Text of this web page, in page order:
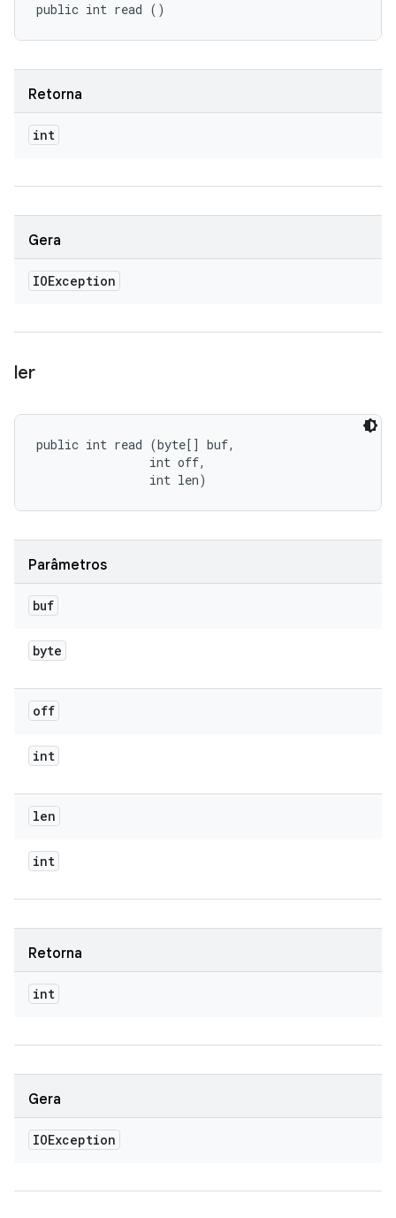
public int read ()
Retorna
int
Gera
IOException
ler
public int read (byte[] buf,
                int off,
                int len)
Parâmetros
buf
byte
off
int
len
int
Retorna
int
Gera
IOException